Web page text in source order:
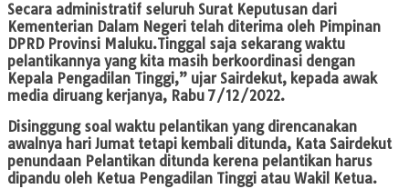
Secara administratif seluruh Surat Keputusan dari
Kementerian Dalam Negeri telah diterima oleh Pimpinan
DPRD Provinsi Maluku.Tinggal saja sekarang waktu
pelantikannya yang kita masih berkoordinasi dengan
Kepala Pengadilan Tinggi,” ujar Sairdekut, kepada awak
media diruang kerjanya, Rabu 7/12/2022.
Disinggung soal waktu pelantikan yang direncanakan
awalnya hari Jumat tetapi kembali ditunda, Kata Sairdekut
penundaan Pelantikan ditunda kerena pelantikan harus
dipandu oleh Ketua Pengadilan Tinggi atau Wakil Ketua.